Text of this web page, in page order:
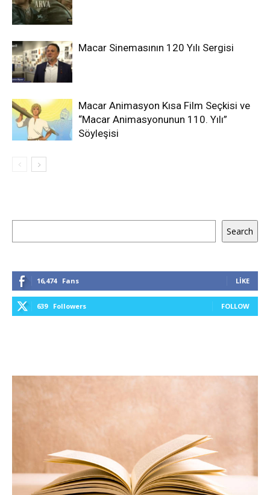
Macar Sinemasının 120 Yılı Sergisi
Macar Animasyon Kısa Film Seçkisi ve
“Macar Animasyonunun 110. Yılı”
Söyleşisi
Search
16,474 Fans LIKE
639 Followers FOLLOW